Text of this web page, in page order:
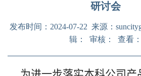
研讨会
发布时间：2024-07-22 来源：
辑： 审核： 查看：